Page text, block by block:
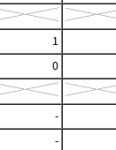
1
0
-
-